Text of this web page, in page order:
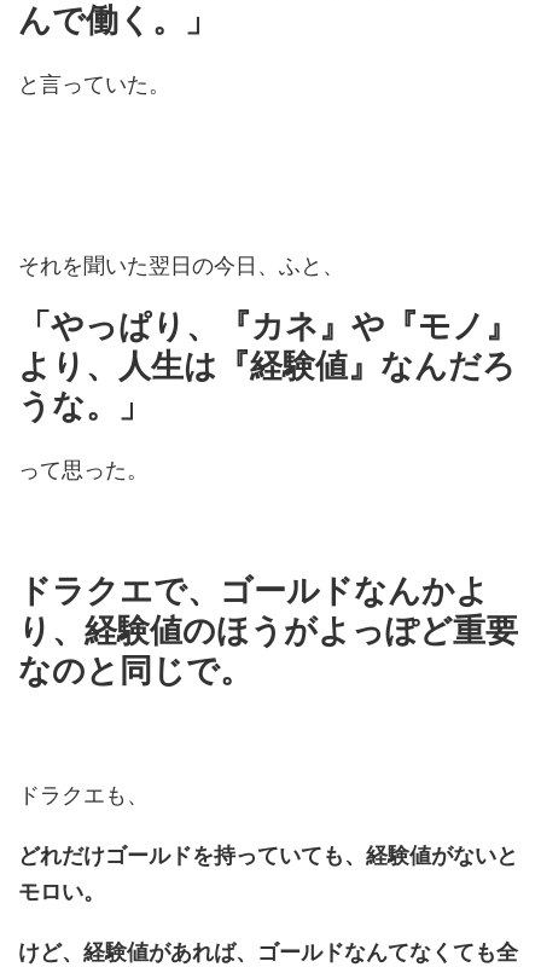
んで働く。」
と言っていた。
それを聞いた翌日の今日、ふと、
「やっぱり、『カネ』や『モノ』
より、人生は『経験値』なんだろ
うな。」
って思った。
ドラクエで、ゴールドなんかよ
り、経験値のほうがよっぽど重要
なのと同じで。
ドラクエも、
どれだけゴールドを持っていても、経験値がないと
モロい。
けど、経験値があれば、ゴールドなんてなくても全